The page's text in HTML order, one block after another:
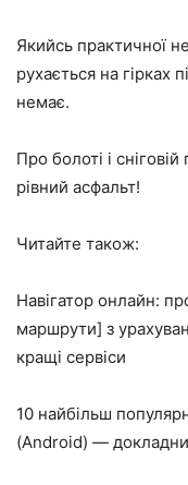
Якийсь практичної
рухається на гірках
немає.
Про болоті і
рівний асфальт!
Читайте також:
Навігатор онлайн:
маршрути] з
кращі сервіси
10 найбільш
(Android) —